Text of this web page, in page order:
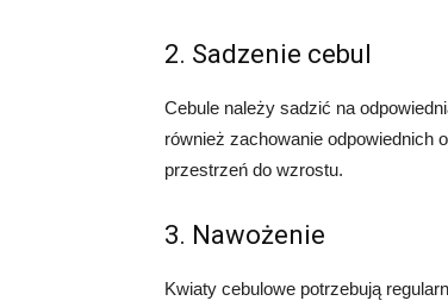
2. Sadzenie cebul
Cebule należy sadzić na
również zachowanie odpowiednich
przestrzeń do wzrostu.
3. Nawożenie
Kwiaty cebulowe potrzebują